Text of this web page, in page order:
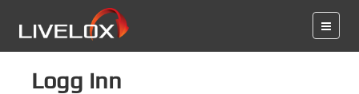
Logg inn